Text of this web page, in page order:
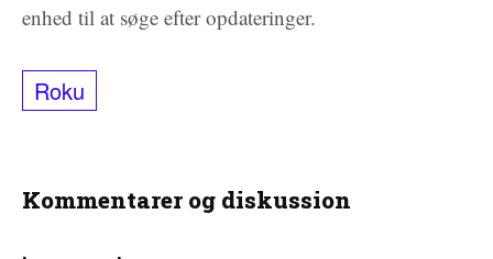
enhed til at søge efter opdateringer.
Roku
Kommentarer og diskussion